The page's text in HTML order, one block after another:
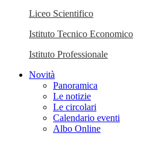
Liceo Scientifico
Istituto Tecnico Economico
Istituto Professionale
Novità
Panoramica
Le notizie
Le circolari
Calendario eventi
Albo Online